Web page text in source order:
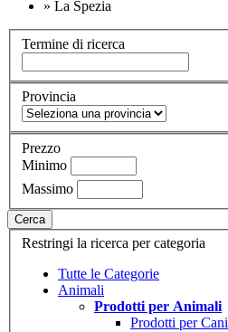
» La Spezia
Termine di ricerca
Provincia
Prezzo
Minimo
Massimo
Cerca
Restringi la ricerca per categoria
Tutte le Categorie
Animali
Prodotti per Animali
Prodotti per Cani